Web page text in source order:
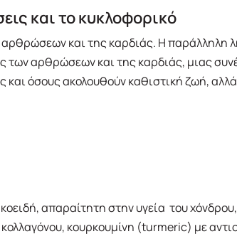
και το κυκλοφορικό
και της καρδιάς. Η παράλληλη
των αρθρώσεων και της καρδιάς, μιας
όσους ακολουθούν καθιστική ζωή,
απαραίτητη στην υγεία του χόνδρου,
κουρκουμίνη (turmeric) με